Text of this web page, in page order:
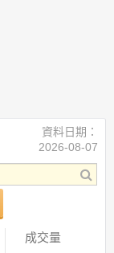
資料日期：
2026-08-07
成交量